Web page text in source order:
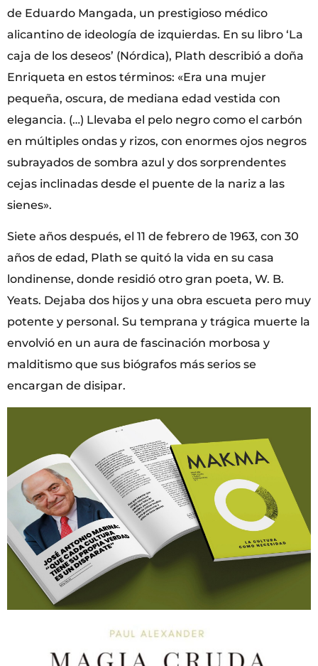
de Eduardo Mangada, un prestigioso médico
alicantino de ideología de izquierdas. En su libro ‘La
caja de los deseos’ (Nórdica), Plath describió a doña
Enriqueta en estos términos: «Era una mujer
pequeña, oscura, de mediana edad vestida con
elegancia. (…) Llevaba el pelo negro como el carbón
en múltiples ondas y rizos, con enormes ojos negros
subrayados de sombra azul y dos sorprendentes
cejas inclinadas desde el puente de la nariz a las
sienes».
Siete años después, el 11 de febrero de 1963, con 30
años de edad, Plath se quitó la vida en su casa
londinense, donde residió otro gran poeta, W. B.
Yeats. Dejaba dos hijos y una obra escueta pero muy
potente y personal. Su temprana y trágica muerte la
envolvió en un aura de fascinación morbosa y
malditismo que sus biógrafos más serios se
encargan de disipar.